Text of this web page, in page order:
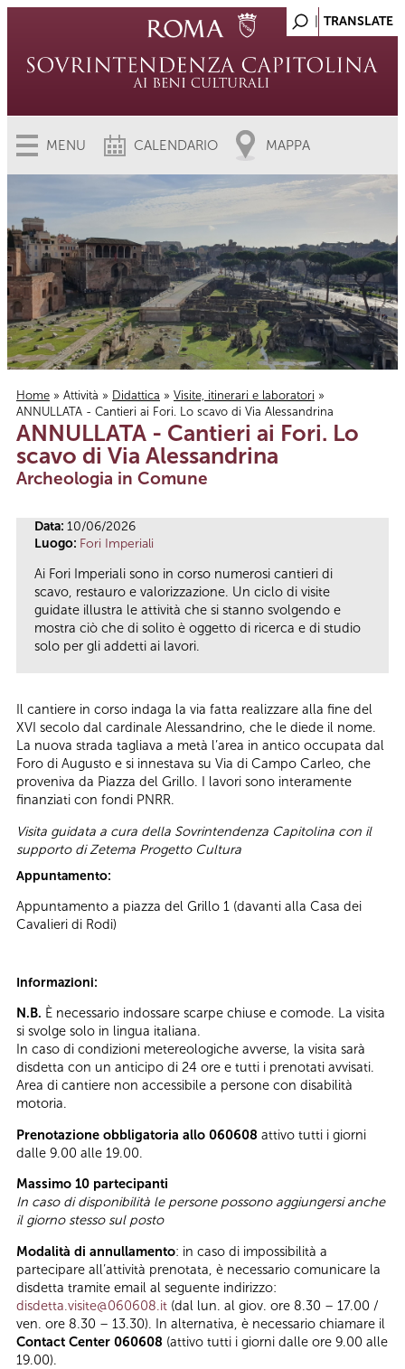
MENU CALENDARIO MAPPA
Tu sei qui
Home » Attività » Didattica » Visite, itinerari e laboratori »
ANNULLATA - Cantieri ai Fori. Lo scavo di Via Alessandrina
ANNULLATA - Cantieri ai Fori. Lo
scavo di Via Alessandrina
Archeologia in Comune
Data: 10/06/2026
Luogo: Fori Imperiali
Ai Fori Imperiali sono in corso numerosi cantieri di
scavo, restauro e valorizzazione. Un ciclo di visite
guidate illustra le attività che si stanno svolgendo e
mostra ciò che di solito è oggetto di ricerca e di studio
solo per gli addetti ai lavori.
Il cantiere in corso indaga la via fatta realizzare alla fine del
XVI secolo dal cardinale Alessandrino, che le diede il nome.
La nuova strada tagliava a metà l’area in antico occupata dal
Foro di Augusto e si innestava su Via di Campo Carleo, che
proveniva da Piazza del Grillo. I lavori sono interamente
finanziati con fondi PNRR.
Visita guidata a cura della Sovrintendenza Capitolina con il
supporto di Zetema Progetto Cultura
Appuntamento:
Appuntamento a piazza del Grillo 1 (davanti alla Casa dei
Cavalieri di Rodi)
Informazioni:
N.B. È necessario indossare scarpe chiuse e comode. La visita
si svolge solo in lingua italiana.
In caso di condizioni metereologiche avverse, la visita sarà
disdetta con un anticipo di 24 ore e tutti i prenotati avvisati.
Area di cantiere non accessibile a persone con disabilità
motoria.
Prenotazione obbligatoria allo 060608 attivo tutti i giorni
dalle 9.00 alle 19.00.
Massimo 10 partecipanti
In caso di disponibilità le persone possono aggiungersi anche
il giorno stesso sul posto
Modalità di annullamento: in caso di impossibilità a
partecipare all’attività prenotata, è necessario comunicare la
disdetta tramite email al seguente indirizzo:
disdetta.visite@060608.it (dal lun. al giov. ore 8.30 – 17.00 /
ven. ore 8.30 – 13.30). In alternativa, è necessario chiamare il
Contact Center 060608 (attivo tutti i giorni dalle ore 9.00 alle
19.00).